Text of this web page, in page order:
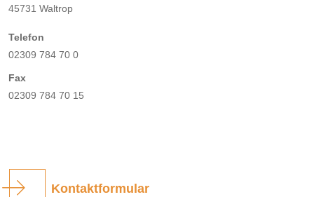
45731 Waltrop
Telefon
02309 784 70 0
Fax
02309 784 70 15
Kontaktformular